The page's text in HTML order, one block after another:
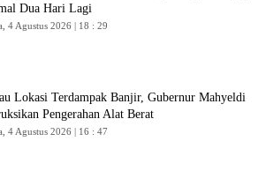
Dua Hari Lagi
4 Agustus 2026 | 18 : 29
Lokasi Terdampak Banjir, Gubernur Mahyeldi
Pengerahan Alat Berat
4 Agustus 2026 | 16 : 47